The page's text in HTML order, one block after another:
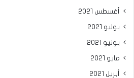
أغسطس 2021
يوليو 2021
يونيو 2021
مايو 2021
أبريل 2021